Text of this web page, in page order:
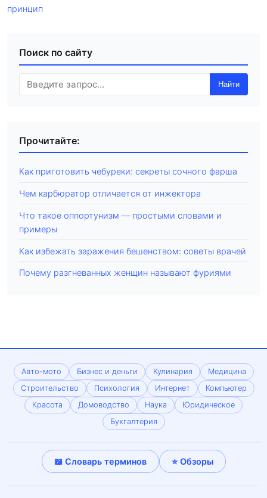
принцип
Поиск по сайту
Найти
Прочитайте:
Как приготовить чебуреки: секреты сочного фарша
Чем карбюратор отличается от инжектора
Что такое оппортунизм — простыми словами и
примеры
Как избежать заражения бешенством: советы врачей
Почему разгневанных женщин называют фуриями
Авто-мото Бизнес и деньги Кулинария
Медицина
Строительство
Психология Интернет
Компьютер
Красота
Домоводство Наука
Юридическое
Бухгалтерия
📖 Словарь терминов ⭐ Обзоры